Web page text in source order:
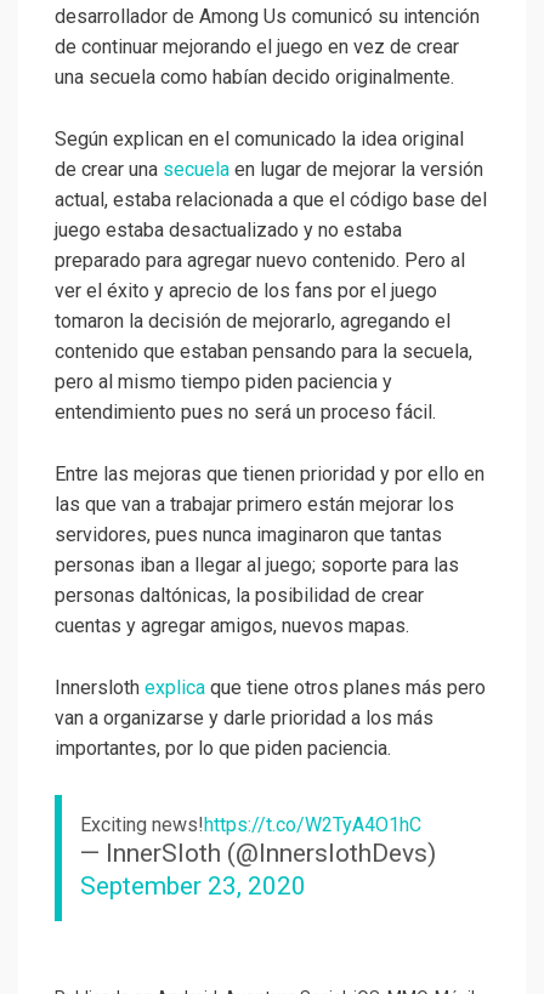
desarrollador de Among Us comunicó su intención
de continuar mejorando el juego en vez de crear
una secuela como habían decido originalmente.
Según explican en el comunicado la idea original
de crear una secuela en lugar de mejorar la versión
actual, estaba relacionada a que el código base del
juego estaba desactualizado y no estaba
preparado para agregar nuevo contenido. Pero al
ver el éxito y aprecio de los fans por el juego
tomaron la decisión de mejorarlo, agregando el
contenido que estaban pensando para la secuela,
pero al mismo tiempo piden paciencia y
entendimiento pues no será un proceso fácil.
Entre las mejoras que tienen prioridad y por ello en
las que van a trabajar primero están mejorar los
servidores, pues nunca imaginaron que tantas
personas iban a llegar al juego; soporte para las
personas daltónicas, la posibilidad de crear
cuentas y agregar amigos, nuevos mapas.
Innersloth explica que tiene otros planes más pero
van a organizarse y darle prioridad a los más
importantes, por lo que piden paciencia.
Exciting news!https://t.co/W2TyA4O1hC
— InnerSloth (@InnerslothDevs)
September 23, 2020